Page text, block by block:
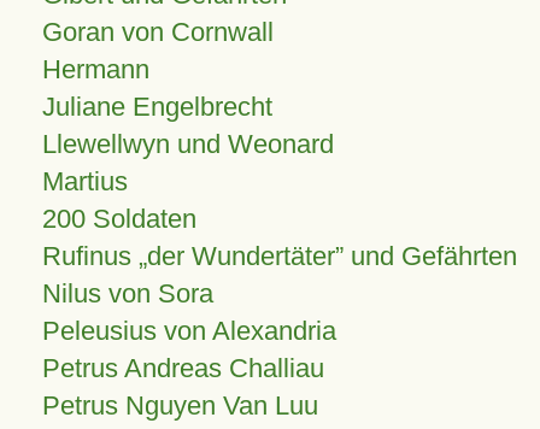
Goran von Cornwall
Hermann
Juliane Engelbrecht
Llewellwyn und Weonard
Martius
200 Soldaten
Rufinus „der Wundertäter” und Gefährten
Nilus von Sora
Peleusius von Alexandria
Petrus Andreas Challiau
Petrus Nguyen Van Luu